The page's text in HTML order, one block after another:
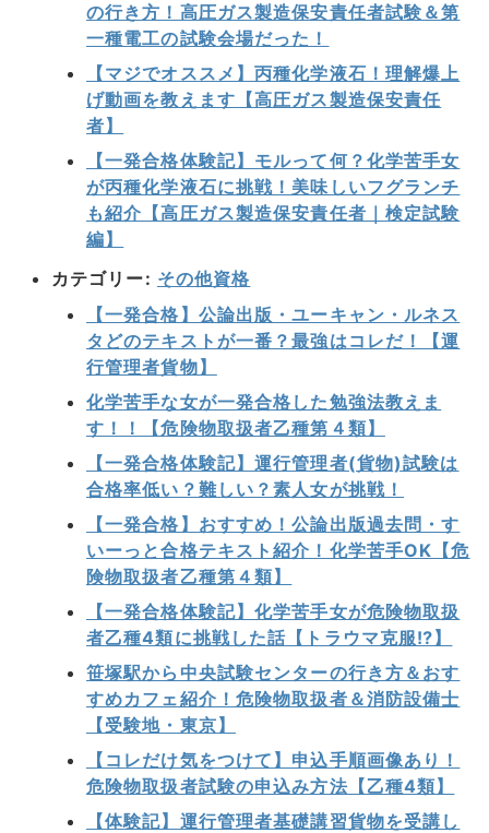
の行き方！高圧ガス製造保安責任者試験＆第
一種電工の試験会場だった！
【マジでオススメ】丙種化学液石！理解爆上
げ動画を教えます【高圧ガス製造保安責任
者】
【一発合格体験記】モルって何？化学苦手女
が丙種化学液石に挑戦！美味しいフグランチ
も紹介【高圧ガス製造保安責任者｜検定試験
編】
カテゴリー: その他資格
【一発合格】公論出版・ユーキャン・ルネス
タどのテキストが一番？最強はコレだ！【運
行管理者貨物】
化学苦手な女が一発合格した勉強法教えま
す！！【危険物取扱者乙種第４類】
【一発合格体験記】運行管理者(貨物)試験は
合格率低い？難しい？素人女が挑戦！
【一発合格】おすすめ！公論出版過去問・す
いーっと合格テキスト紹介！化学苦手OK【危
険物取扱者乙種第４類】
【一発合格体験記】化学苦手女が危険物取扱
者乙種4類に挑戦した話【トラウマ克服⁉】
笹塚駅から中央試験センターの行き方＆おす
すめカフェ紹介！危険物取扱者＆消防設備士
【受験地・東京】
【コレだけ気をつけて】申込手順画像あり！
危険物取扱者試験の申込み方法【乙種4類】
【体験記】運行管理者基礎講習貨物を受講し